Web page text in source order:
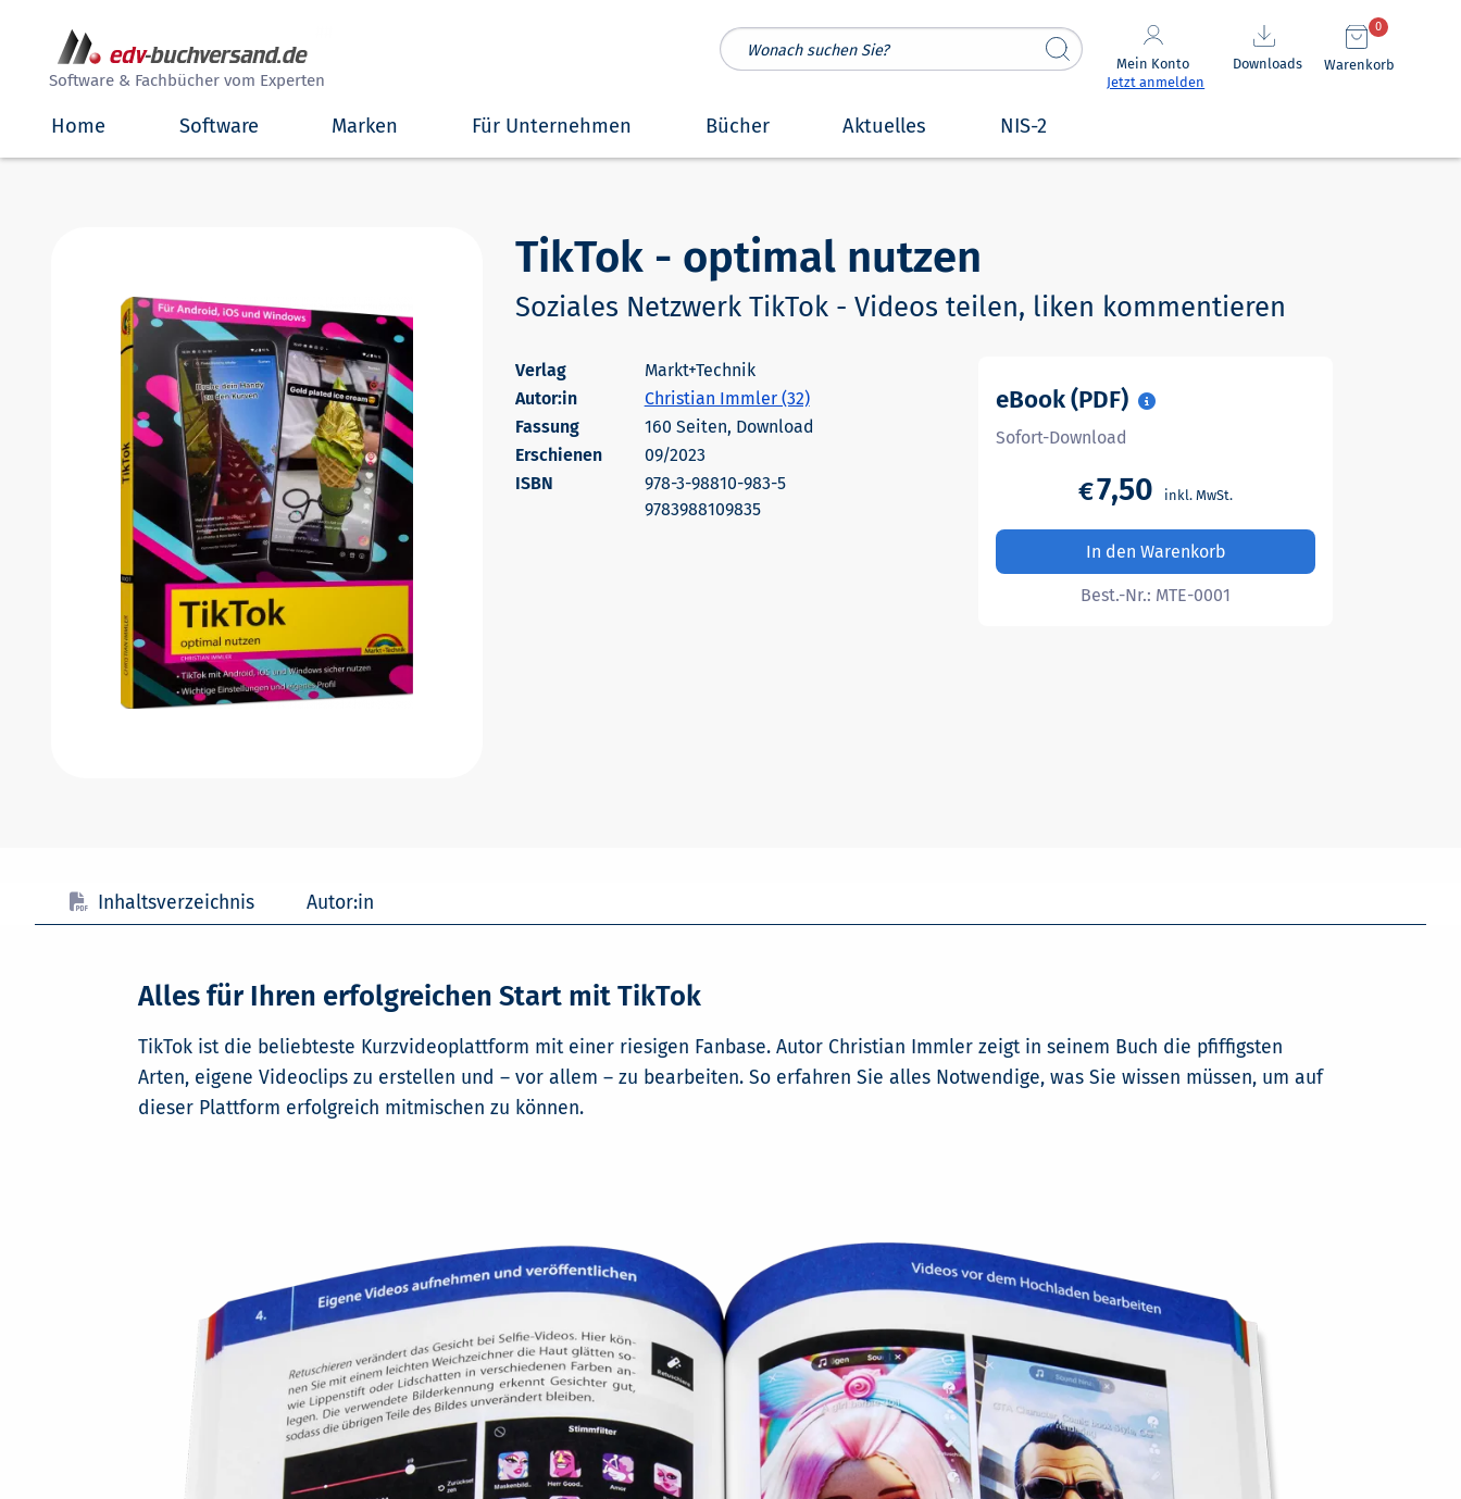
Software & Fachbücher vom Experten
Mein Konto
Jetzt anmelden
Downloads Warenkorb
0
Home Software Marken Für Unternehmen Bücher Aktuelles NIS-2
TikTok - optimal nutzen
Soziales Netzwerk TikTok - Videos teilen, liken kommentieren
Markt+Technik
Autor:in
Christian Immler (32)
160 Seiten, Download
Erschienen
09/2023
978-3-98810-983-5
9783988109835
eBook (PDF)
Sofort-Download
€7,50
In den Warenkorb
Best.-Nr.: MTE-0001
Inhaltsverzeichnis Autor:in
Alles für Ihren erfolgreichen Start mit TikTok
TikTok ist die beliebteste Kurzvideoplattform mit einer riesigen Fanbase. Autor Christian Immler zeigt in seinem Buch die pfiffigsten
Arten, eigene Videoclips zu erstellen und – vor allem – zu bearbeiten. So erfahren Sie alles Notwendige, was Sie wissen müssen, um auf
dieser Plattform erfolgreich mitmischen zu können.